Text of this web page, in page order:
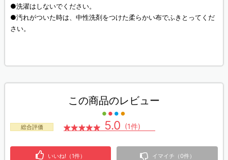
●洗濯はしないでください。
●汚れがついた時は、中性洗剤をつけた柔らかい布でふきとってくだ
さい。
この商品のレビュー
総合評価 5.0 (1件)
いいね!（1件） イマイチ（0件）